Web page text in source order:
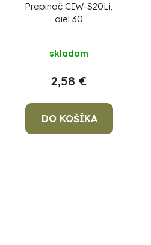
Prepinač CIW-S20Li,
diel 30
skladom
2,58 €
DO KOŠÍKA